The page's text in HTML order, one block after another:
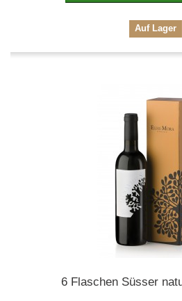
Auf Lager
6 Flaschen Süsser